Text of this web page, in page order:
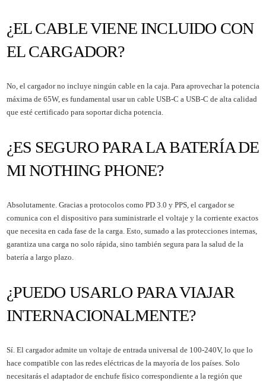
¿EL CABLE VIENE INCLUIDO CON
EL CARGADOR?
No, el cargador no incluye ningún cable en la caja. Para aprovechar la potencia
máxima de 65W, es fundamental usar un cable USB-C a USB-C de alta calidad
que esté certificado para soportar dicha potencia.
¿ES SEGURO PARA LA BATERÍA DE
MI NOTHING PHONE?
Absolutamente. Gracias a protocolos como PD 3.0 y PPS, el cargador se
comunica con el dispositivo para suministrarle el voltaje y la corriente exactos
que necesita en cada fase de la carga. Esto, sumado a las protecciones internas,
garantiza una carga no solo rápida, sino también segura para la salud de la
batería a largo plazo.
¿PUEDO USARLO PARA VIAJAR
INTERNACIONALMENTE?
Sí. El cargador admite un voltaje de entrada universal de 100-240V, lo que lo
hace compatible con las redes eléctricas de la mayoría de los países. Solo
necesitarás el adaptador de enchufe físico correspondiente a la región que